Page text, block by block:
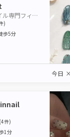
パラジェルネイル専門フィルイン導入店 Nai-Chan Nail 神楽坂 【本館】
)
歩5分
今日 ×
(4件)
1分